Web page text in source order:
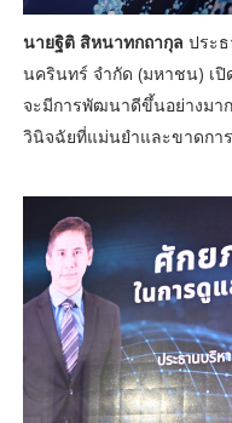
นายฐิติ สิหนาทกถากุล ประ
นครินทร์ จำกัด (มหาชน) เปิ
จะมีการพัฒนาดีขึ้นอย่างมา
วินิจฉัยที่แม่นยำและขาดกา